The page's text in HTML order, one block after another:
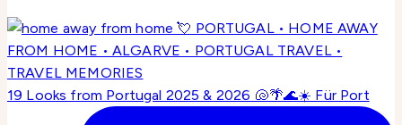
19 Looks from Portugal 2025 & 2026 🐚🌴🌊☀️ Für Port